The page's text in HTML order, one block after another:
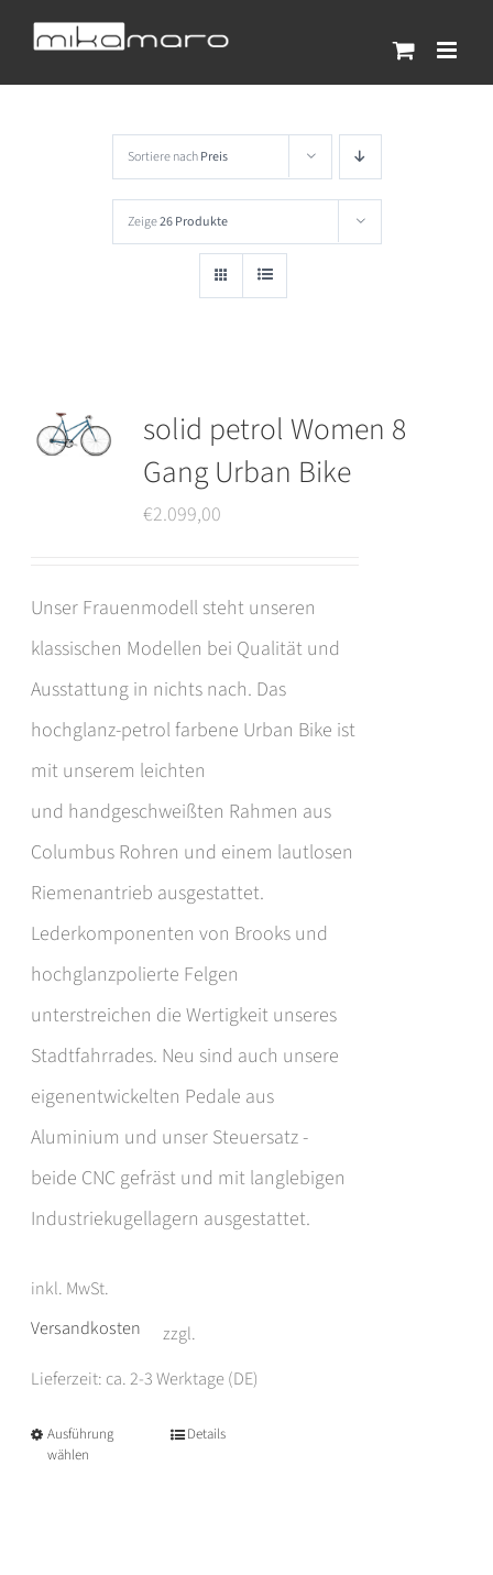
Zum
Inhalt
Sortiere nachPreis
Zeige26 Produkte
solid petrol Women 8
Gang Urban Bike
€2.099,00
Unser Frauenmodell steht unseren
klassischen Modellen bei Qualität und
Ausstattung in nichts nach. Das
hochglanz-petrol farbene Urban Bike ist
mit unserem leichten
und handgeschweißten Rahmen aus
Columbus Rohren und einem lautlosen
Riemenantrieb ausgestattet.
Lederkomponenten von Brooks und
hochglanzpolierte Felgen
unterstreichen die Wertigkeit unseres
Stadtfahrrades. Neu sind auch unsere
eigenentwickelten Pedale aus
Aluminium und unser Steuersatz -
beide CNC gefräst und mit langlebigen
Industriekugellagern ausgestattet.
inkl. MwSt.
zzgl.
Versandkosten
Lieferzeit: ca. 2-3 Werktage (DE)
Ausführung
wählen
Dieses
Details